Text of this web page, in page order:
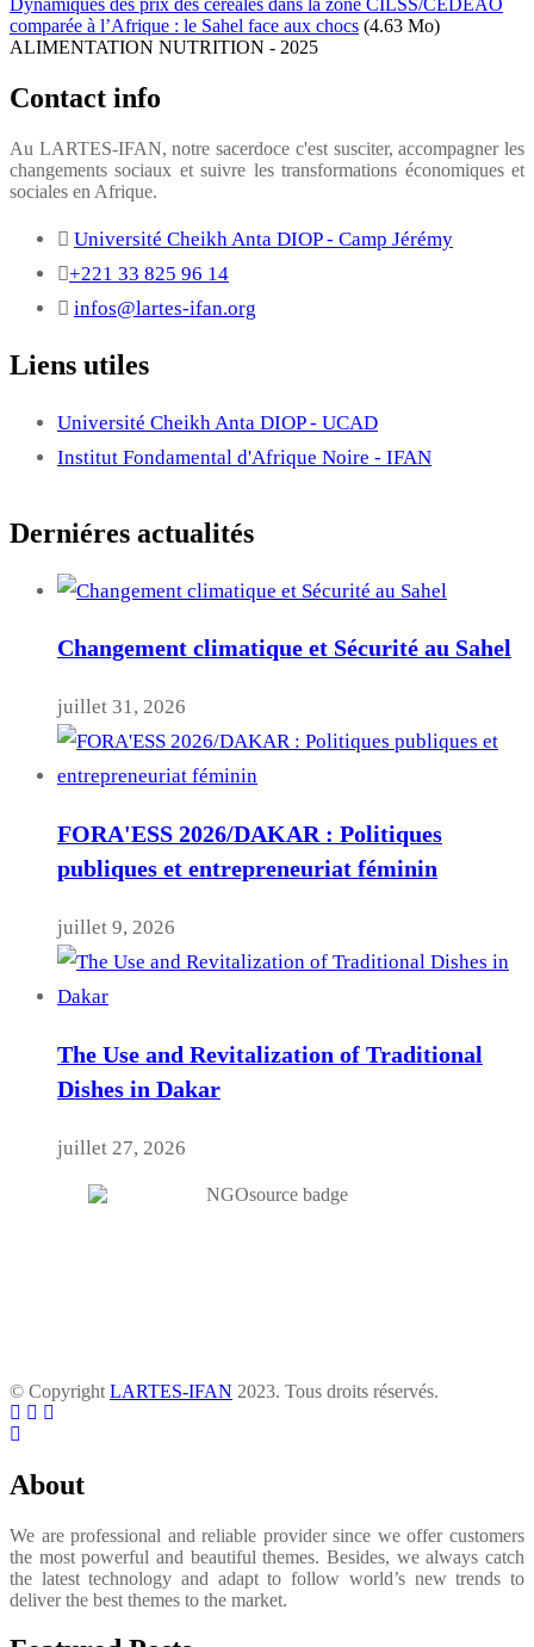
Dynamiques des prix des céréales dans la zone CILSS/CEDEAO
comparée à l’Afrique : le Sahel face aux chocs (4.63 Mo)
ALIMENTATION NUTRITION - 2025
Contact info
Au LARTES-IFAN, notre sacerdoce c'est susciter, accompagner les
changements sociaux et suivre les transformations économiques et
sociales en Afrique.
Université Cheikh Anta DIOP - Camp Jérémy
+221 33 825 96 14
infos@lartes-ifan.org
Liens utiles
Université Cheikh Anta DIOP - UCAD
Institut Fondamental d'Afrique Noire - IFAN
Derniéres actualités
Changement climatique et Sécurité au Sahel
juillet 31, 2026
FORA'ESS 2026/DAKAR : Politiques
publiques et entrepreneuriat féminin
juillet 9, 2026
The Use and Revitalization of Traditional
Dishes in Dakar
juillet 27, 2026
© Copyright LARTES-IFAN 2023. Tous droits réservés.
About
We are professional and reliable provider since we offer customers
the most powerful and beautiful themes. Besides, we always catch
the latest technology and adapt to follow world’s new trends to
deliver the best themes to the market.